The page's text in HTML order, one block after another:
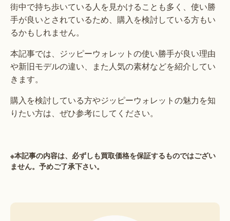
街中で持ち歩いている人を見かけることも多く、使い勝
手が良いとされているため、購入を検討している方もい
るかもしれません。
本記事では、ジッピーウォレットの使い勝手が良い理由
や新旧モデルの違い、また人気の素材などを紹介してい
きます。
購入を検討している方やジッピーウォレットの魅力を知
りたい方は、ぜひ参考にしてください。
※本記事の内容は、必ずしも買取価格を保証するものではござい
ません。予めご了承下さい。